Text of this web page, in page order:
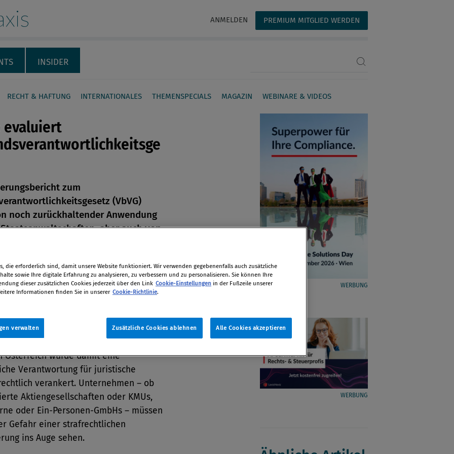
ANMELDEN PREMIUM MITGLIED WERDEN
INSIDER
RECHT & HAFTUNG INTERNATIONALES THEMENSPECIALS MAGAZIN WEBINARE & VIDEOS
evaluiert
zum
(VbVG)
noch zurückhaltender Anwendung
aber auch von
1. 1. 2006 trat das
Österreich wurde damit eine
Verantwortung für juristische
verankert. Unternehmen – ob
Aktiengesellschaften oder KMUs,
oder Ein-Personen-GmbHs – müssen
Gefahr einer strafrechtlichen
ins Auge sehen.
WERBUNG
WERBUNG
die erforderlich sind, damit unsere Website funktioniert. Wir verwenden gegebenenfalls auch zusätzliche
sowie Ihre digitale Erfahrung zu analysieren, zu verbessern und zu personalisieren. Sie können Ihre
dieser zusätzlichen Cookies jederzeit über den Link Cookie-Einstellungen in der Fußzeile unserer
Informationen finden Sie in unserer Cookie-Richtlinie.
Zusätzliche Cookies ablehnen Alle Cookies akzeptieren
verwalten